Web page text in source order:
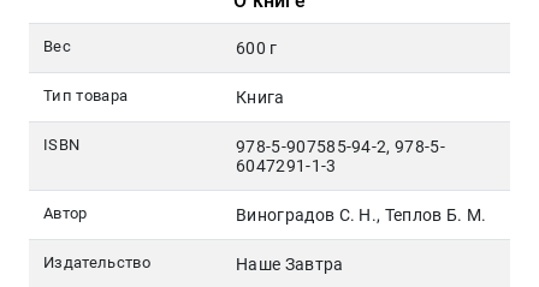
Вес 600 г
Тип товара Книга
ISBN
978-5-907585-94-2, 978-5-
6047291-1-3
Автор Виноградов С. Н., Теплов Б. М.
Издательство Наше Завтра
magazin.ru